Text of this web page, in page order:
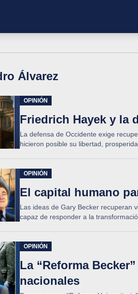
Álvarez
OPINIÓN
Friedrich Hayek y la
La defensa de Occidente exige
hicieron posible su libertad,
OPINIÓN
El capital humano
Las ideas de Gary Becker recuperan
capaz de responder a la
OPINIÓN
La “Reforma
nacionales